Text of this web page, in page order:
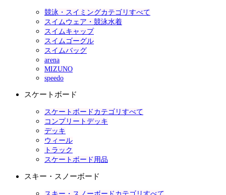
競泳・スイミングカテゴリすべて
スイムウェア・競泳水着
スイムキャップ
スイムゴーグル
スイムバッグ
arena
MIZUNO
speedo
スケートボード
スケートボードカテゴリすべて
コンプリートデッキ
デッキ
ウィール
トラック
スケートボード用品
スキー・スノーボード